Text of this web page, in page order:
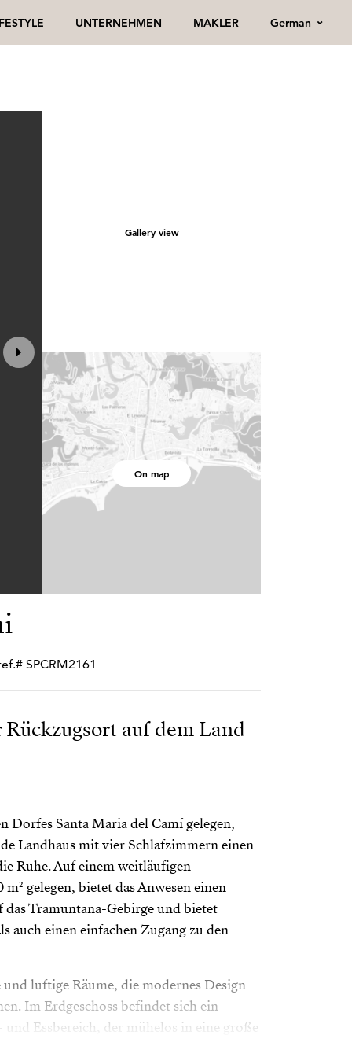
UNTERNEHMEN MAKLER German
Gallery view
On map
SPCRM2161
auf dem Land
Dorfes Santa Maria del Camí gelegen,
Landhaus mit vier Schlafzimmern einen
Ruhe. Auf einem weitläufigen
gelegen, bietet das Anwesen einen
Tramuntana-Gebirge und bietet
auch einen einfachen Zugang zu den
luftige Räume, die modernes Design
Im Erdgeschoss befindet sich ein
Essbereich, der mühelos in eine große
um den Aufenthalt im Freien zu